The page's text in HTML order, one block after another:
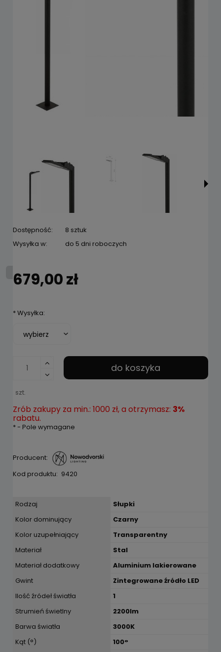
Dostępność:
8 sztuk
Wysyłka w:
do 5 dni roboczych
679,00 zł
*Wysyłka:
szt.
do koszyka
Zrób zakupy za min.: 1000 zł, a otrzymasz: 3%
rabatu.
*- Pole wymagane
Producent:
Kod produktu: 9420
Rodzaj
Słupki
Kolor dominujący
Czarny
Kolor uzupełniający
Transparentny
Materiał
Stal
Materiał dodatkowy
Aluminium lakierowane
Gwint
Zintegrowane źródło LED
Ilość źródeł światła
1
Strumień świetlny
2200lm
Barwa światła
3000K
Kąt (°)
100°